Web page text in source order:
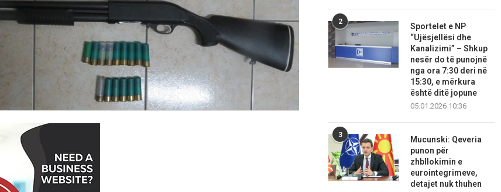
2
Sportelet e NP
“Ujësjellësi dhe
Kanalizimi” – Shkup
nesër do të punojnë
nga ora 7:30 deri në
15:30, e mërkura
është ditë jopune
05.01.2026 10:36
3
Mucunski: Qeveria
punon për
zhbllokimin e
eurointegrimeve,
detajet nuk thuhen